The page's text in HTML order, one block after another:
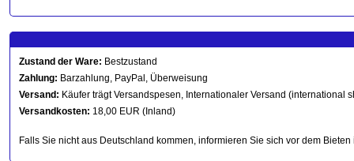
Zustand der Ware: Bestzustand
Zahlung: Barzahlung, PayPal, Überweisung
Versand: Käufer trägt Versandspesen, Internationaler Versand (international
Versandkosten: 18,00 EUR (Inland)
Falls Sie nicht aus Deutschland kommen, informieren Sie sich vor dem